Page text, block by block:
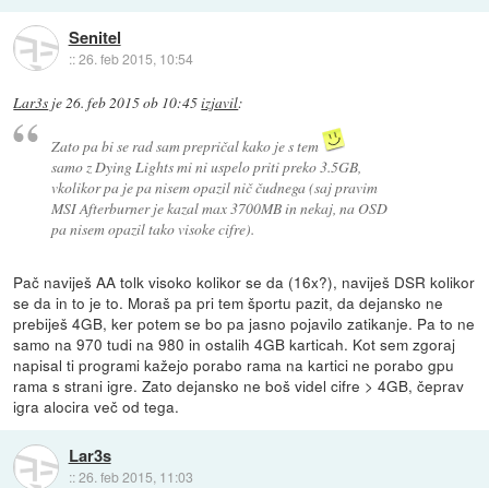
Senitel
::26. feb 2015, 10:54
Lar3s je 26. feb 2015 ob 10:45izjavil:
Zato pa bi se rad sam prepričal kako je s tem
samo z Dying Lights mi ni uspelo priti preko 3.5GB,
vkolikor pa je pa nisem opazil nič čudnega (saj pravim
MSI Afterburner je kazal max 3700MB in nekaj, na OSD
pa nisem opazil tako visoke cifre).
Pač naviješ AA tolk visoko kolikor se da (16x?), naviješ DSR kolikor
se da in to je to. Moraš pa pri tem športu pazit, da dejansko ne
prebiješ 4GB, ker potem se bo pa jasno pojavilo zatikanje. Pa to ne
samo na 970 tudi na 980 in ostalih 4GB karticah. Kot sem zgoraj
napisal ti programi kažejo porabo rama na kartici ne porabo gpu
rama s strani igre. Zato dejansko ne boš videl cifre > 4GB, čeprav
igra alocira več od tega.
Lar3s
::26. feb 2015, 11:03